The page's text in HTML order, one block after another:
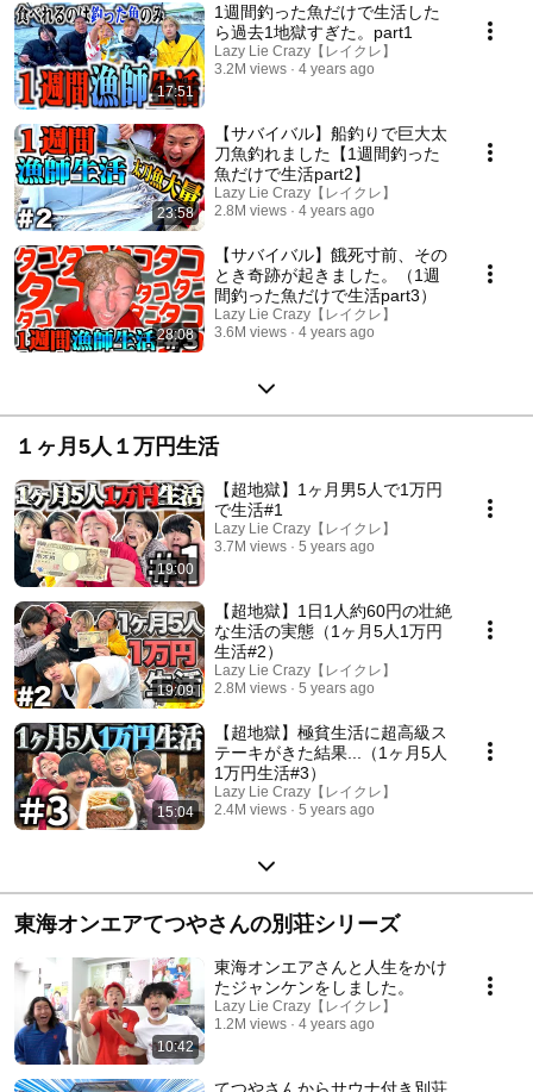
17:51
1週間釣った魚だけで生活した
ら過去1地獄すぎた。part1
Lazy Lie Crazy【レイクレ】
3.2M views
4 years ago
23:58
【サバイバル】船釣りで巨大太
刀魚釣れました【1週間釣った
魚だけで生活part2】
Lazy Lie Crazy【レイクレ】
2.8M views
4 years ago
28:08
【サバイバル】餓死寸前、その
とき奇跡が起きました。（1週
間釣った魚だけで生活part3）
Lazy Lie Crazy【レイクレ】
3.6M views
4 years ago
１ヶ月5人１万円生活
19:00
【超地獄】1ヶ月男5人で1万円
で生活#1
Lazy Lie Crazy【レイクレ】
3.7M views
5 years ago
19:09
【超地獄】1日1人約60円の壮絶
な生活の実態（1ヶ月5人1万円
生活#2）
Lazy Lie Crazy【レイクレ】
2.8M views
5 years ago
15:04
【超地獄】極貧生活に超高級ス
テーキがきた結果...（1ヶ月5人
1万円生活#3）
Lazy Lie Crazy【レイクレ】
2.4M views
5 years ago
東海オンエアてつやさんの別荘シリーズ
10:42
東海オンエアさんと人生をかけ
たジャンケンをしました。
Lazy Lie Crazy【レイクレ】
1.2M views
4 years ago
てつやさんからサウナ付き別荘